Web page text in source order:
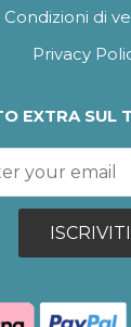
Condizioni di
Privacy
EXTRA SUL
ISCRIVITI